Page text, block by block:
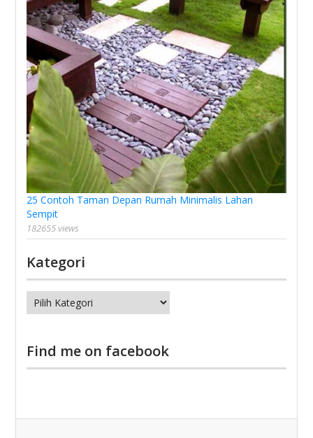
25 Contoh Taman Depan Rumah Minimalis Lahan
Sempit
182655 views
Kategori
Kategori
Find me on facebook